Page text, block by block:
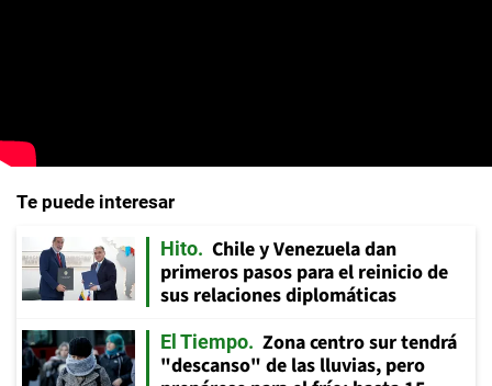
Te puede interesar
Hito
Chile y Venezuela dan
primeros pasos para el reinicio de
sus relaciones diplomáticas
El Tiempo
Zona centro sur tendrá
"descanso" de las lluvias, pero